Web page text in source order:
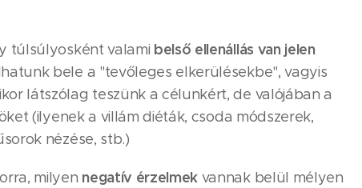
túlsúlyosként valami belső ellenállás van jelen
bele a "tevőleges elkerülésekbe", vagyis
látszólag teszünk a célunkért, de valójában a
(ilyenek a villám diéták, csoda módszerek,
nézése, stb.)
milyen negatív érzelmek vannak belül mélyen